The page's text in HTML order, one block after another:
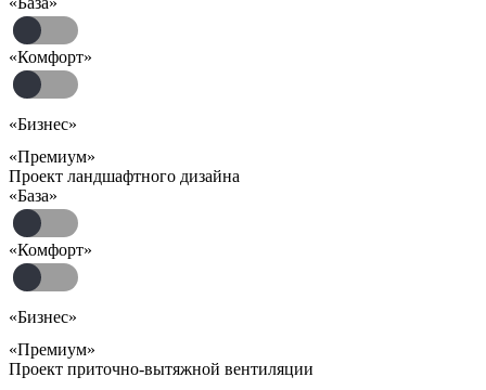
«Комфорт»
«Бизнес»
«Премиум»
Проект ландшафтного дизайна
«База»
«Комфорт»
«Бизнес»
«Премиум»
Проект приточно-вытяжной вентиляции